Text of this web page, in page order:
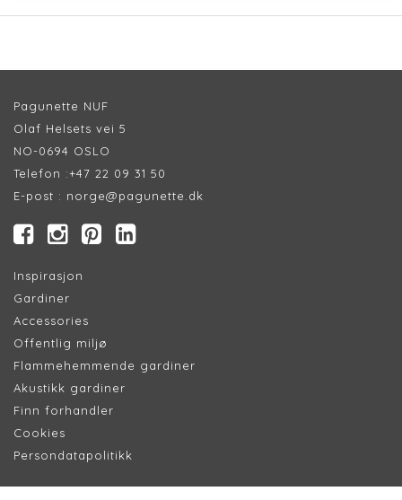
Pagunette NUF
Olaf Helsets vei 5
NO-0694 OSLO
Telefon :+47 22 09 31 50
E-post : norge@pagunette.dk
Inspirasjon
Gardiner
Accessories
Offentlig miljø
Flammehemmende gardiner
Akustikk gardiner
Finn forhandler
Cookies
Persondatapolitikk